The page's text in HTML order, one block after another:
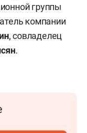
группы
компании
, совладелец
.